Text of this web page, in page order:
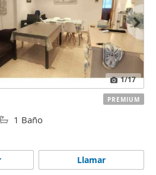
1/17
1 Baño
Llamar
PREMIUM